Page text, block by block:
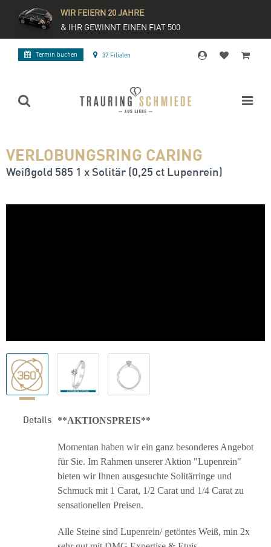
WIR FEIERN 20 JAHRE
& IHR GEWINNT EINEN FIAT 500
Termin buchen 37 Filialen
VERLOBUNGSRING CARING
Weißgold 585 1 x Solitär (0,25 ct Lupenrein)
Details **AKTIONSPREIS**
Momentan haben wir ein ganz besonderes Angebot
für Sie. Im Rahmen unserer Aktion "Lupenrein"
bieten wir Ihnen ausgesuchte Solitärringe und
Schmuck mit 1 Carat, 1/2 Carat und 1/4 Carat zu
sensationellen Preisen.
Alle Steine sind Lupenrein/ getöntes Weiß, min 2x